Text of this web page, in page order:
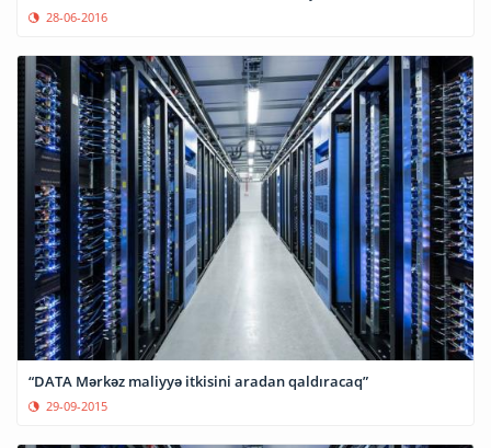
28-06-2016
“DATA Mərkəz maliyyə itkisini aradan qaldıracaq”
29-09-2015